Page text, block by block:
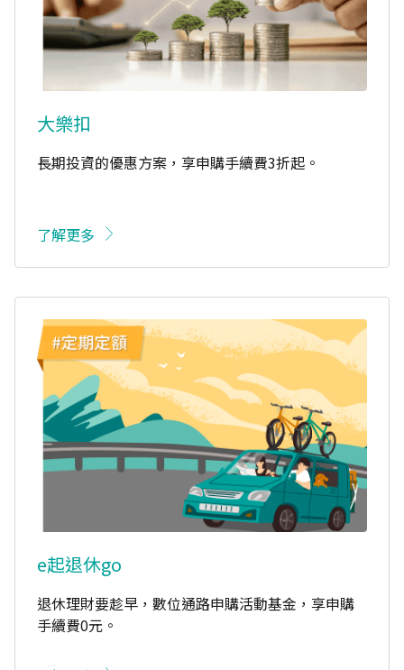
大樂扣
長期投資的優惠方案，享申購手續費3折起。
了解更多
e起退休go
退休理財要趁早，數位通路申購活動基金，享申購
手續費0元。